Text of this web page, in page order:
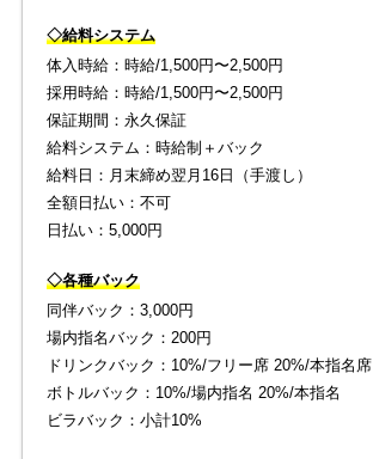
◇給料システム
体入時給：時給/1,500円〜2,500円
採用時給：時給/1,500円〜2,500円
保証期間：永久保証
給料システム：時給制＋バック
給料日：月末締め翌月16日（手渡し）
全額日払い：不可
日払い：5,000円
◇各種バック
同伴バック：3,000円
場内指名バック：200円
ドリンクバック：10%/フリー席 20%/本指名席
ボトルバック：10%/場内指名 20%/本指名
ビラバック：小計10%